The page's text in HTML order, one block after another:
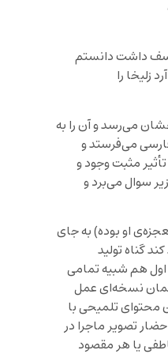
داشت دانستم
زلیخا را
می‌رسد و آن را به
می‌فرستد و
مثبت وجود و
سوال می‌برد و
او بوده) به جای
گناه تولید
اول هم شبیه تمامی
نسخه‌ای عمل
محتوای تلمیحی با
تصویر ماجرا در
یا هر مقصود